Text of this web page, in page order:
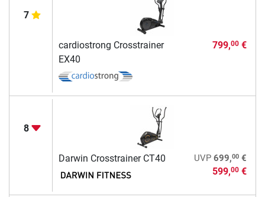
7
cardiostrong Crosstrainer
EX40
799,00€
8
Darwin Crosstrainer CT40 UVP 699,00€
599,00€